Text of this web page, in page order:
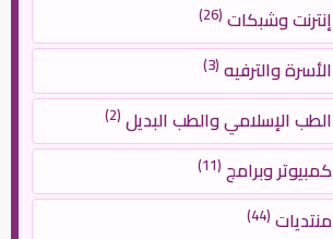
إنترنت وشبكات (26)
الأسرة والترفيه (3)
الطب الإسلامي والطب البديل (2)
كمبيوتر وبرامج (11)
منتديات (44)